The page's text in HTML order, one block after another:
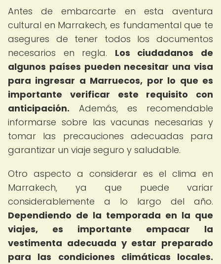
Antes de embarcarte en esta aventura
cultural en Marrakech, es fundamental que te
asegures de tener todos los documentos
necesarios en regla. Los ciudadanos de
algunos países pueden necesitar una visa
para ingresar a Marruecos, por lo que es
importante verificar este requisito con
anticipación. Además, es recomendable
informarse sobre las vacunas necesarias y
tomar las precauciones adecuadas para
garantizar un viaje seguro y saludable.
Otro aspecto a considerar es el clima en
Marrakech, ya que puede variar
considerablemente a lo largo del año.
Dependiendo de la temporada en la que
viajes, es importante empacar la
vestimenta adecuada y estar preparado
para las condiciones climáticas locales.